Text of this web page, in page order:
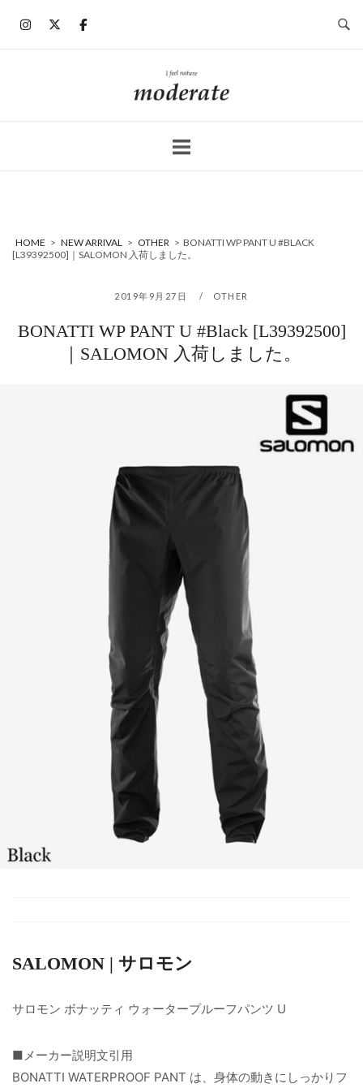
ホ
ー
HOME > NEW ARRIVAL > OTHER > BONATTI WP PANT U #BLACK
[L39392500]｜SALOMON 入荷しました。
2019年9月27日 OTHER
BONATTI WP PANT U #Black [L39392500]
｜SALOMON 入荷しました。
SALOMON | サロモン
サロモン ボナッティ ウォータープルーフパンツ U
■メーカー説明文引用
BONATTI WATERPROOF PANT は、身体の動きにしっかりフ